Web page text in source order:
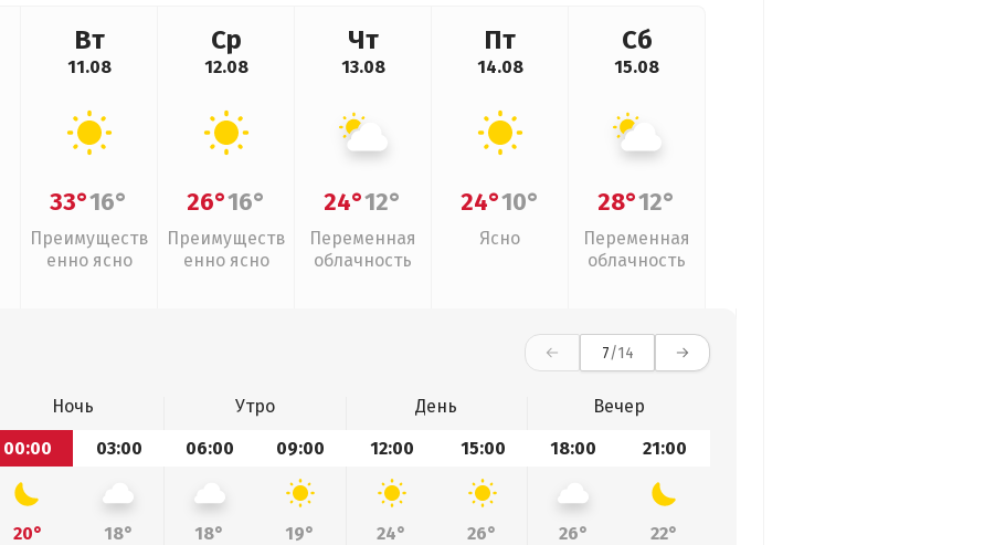
Вт
11.08
33°16°
Преимуществ
енно ясно
Ср
12.08
26°16°
Преимуществ
енно ясно
Чт
13.08
24°12°
Переменная
облачность
Пт
14.08
24°10°
Ясно
Сб
15.08
28°12°
Переменная
облачность
7/14
Ночь Утро День
Вечер
00:00
03:00 06:00 09:00 12:00 15:00 18:00 21:00
20° 18° 18° 19° 24° 26° 26°
22°